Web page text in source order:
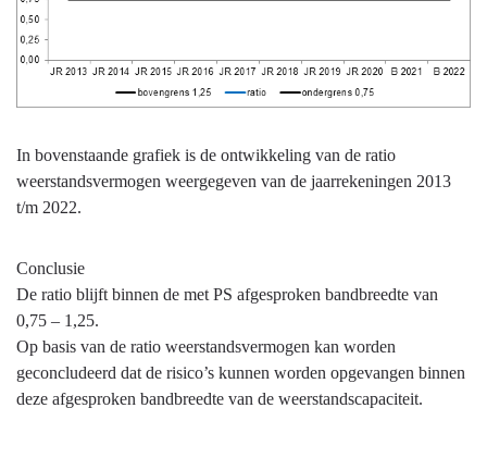
In bovenstaande grafiek is de ontwikkeling van de ratio
weerstandsvermogen weergegeven van de jaarrekeningen 2013
t/m 2022.
Conclusie
De ratio blijft binnen de met PS afgesproken bandbreedte van
0,75 – 1,25.
Op basis van de ratio weerstandsvermogen kan worden
geconcludeerd dat de risico’s kunnen worden opgevangen binnen
deze afgesproken bandbreedte van de weerstandscapaciteit.